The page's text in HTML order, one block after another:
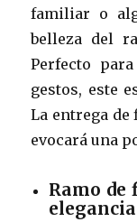
familiar o
belleza del
Perfecto
gestos, este
La entrega de
evocará una
Ramo de
elegancia